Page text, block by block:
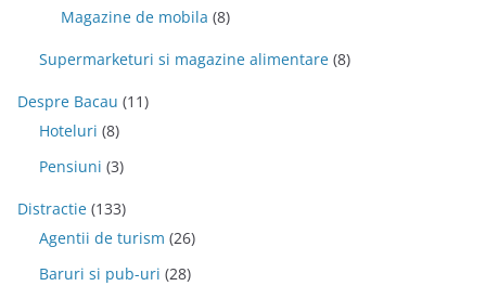
Magazine de mobila (8)
Supermarketuri si magazine alimentare (8)
Despre Bacau (11)
Hoteluri (8)
Pensiuni (3)
Distractie (133)
Agentii de turism (26)
Baruri si pub-uri (28)